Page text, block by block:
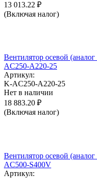
13 013.22 ₽
(Включая налог)
Вентилятор осевой
AC250-A220-25
Артикул:
K-AC250-A220-25
Нет в наличии
18 883.20 ₽
(Включая налог)
Вентилятор осевой
AC500-S400V
Артикул: